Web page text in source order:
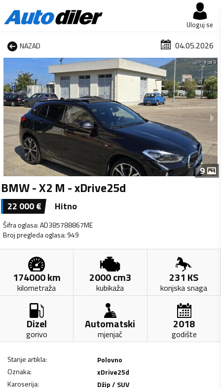
Uloguj se
NAZAD 04.05.2026
1 od 9
9
BMW - X2 M - xDrive25d
22 000€ Hitno
Šifra oglasa:AD385788867ME
Broj pregleda oglasa: 949
174000km
kilometraža
2000cm3
kubikaža
231 KS
konjska snaga
Dizel
gorivo
Automatski
mjenjač
2018
godište
Stanje artikla:
Polovno
Oznaka:
xDrive25d
Karoserija:
Džip / SUV